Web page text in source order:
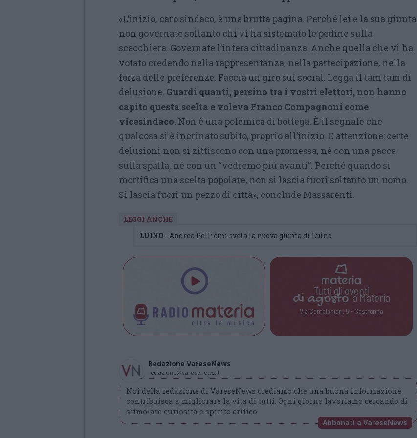
«L’inizio, caro sindaco, è una brutta pagina. Perché lei e la sua giunta
non governate soltanto chi vi ha sistemato le pedine sulla
scacchiera. Governate l’intera cittadinanza. Anche quella che vi ha
votato credendo nella rappresentanza, nella partecipazione, nella
forza delle preferenze. Faccia un giro sui social. Legga il tam tam di
delusione. Guardi quanti, persino tra i vostri elettori, non hanno
capito questa scelta e voleva Franco Compagnoni come
vicesindaco. Non è una polemica di bottega. È il segnale che
qualcosa si è incrinato subito, proprio all’inizio. E attenzione: certe
delusioni non si zittiscono con una promessa, né con una pacca
sulla spalla, né con un “vedremo più avanti”. Perché quando si
mortifica una scelta popolare, non si lascia fuori soltanto un uomo.
Si lascia fuori un pezzo di città», conclude Massarenti.
LEGGI ANCHE
LUINO - Andrea Pellicini svela la nuova giunta di Luino
Tutti gli eventi
di agostoa Materia
Via Confalonieri, 5 - Castronno
Redazione VareseNews
redazione@varesenews.it
Noi della redazione di VareseNews crediamo che una buona informazione
contribuisca a migliorare la vita di tutti. Ogni giorno lavoriamo cercando di
stimolare curiosità e spirito critico.
Abbonati a VareseNews